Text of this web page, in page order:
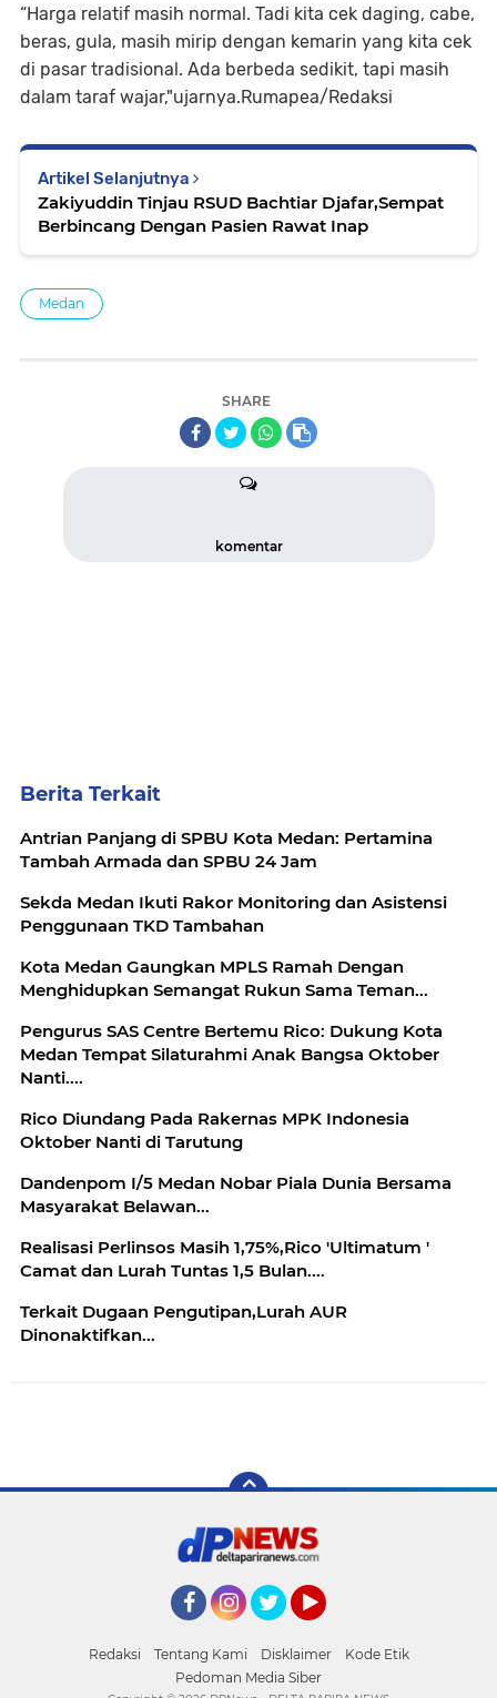
“Harga relatif masih normal. Tadi kita cek daging, cabe,
beras, gula, masih mirip dengan kemarin yang kita cek
di pasar tradisional. Ada berbeda sedikit, tapi masih
dalam taraf wajar,"ujarnya.Rumapea/Redaksi
Artikel Selanjutnya
Zakiyuddin Tinjau RSUD Bachtiar Djafar,Sempat
Berbincang Dengan Pasien Rawat Inap
Medan
SHARE
komentar
Berita Terkait
Antrian Panjang di SPBU Kota Medan: Pertamina
Tambah Armada dan SPBU 24 Jam
Sekda Medan Ikuti Rakor Monitoring dan Asistensi
Penggunaan TKD Tambahan
Kota Medan Gaungkan MPLS Ramah Dengan
Menghidupkan Semangat Rukun Sama Teman...
Pengurus SAS Centre Bertemu Rico: Dukung Kota
Medan Tempat Silaturahmi Anak Bangsa Oktober
Nanti....
Rico Diundang Pada Rakernas MPK Indonesia
Oktober Nanti di Tarutung
Dandenpom I/5 Medan Nobar Piala Dunia Bersama
Masyarakat Belawan...
Realisasi Perlinsos Masih 1,75%,Rico 'Ultimatum '
Camat dan Lurah Tuntas 1,5 Bulan....
Terkait Dugaan Pengutipan,Lurah AUR
Dinonaktifkan...
Redaksi Tentang Kami Disklaimer
Kode Etik
Pedoman Media Siber